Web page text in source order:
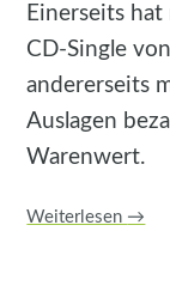
Einerseits
CD-Single
andererseits
Auslagen
Warenwert.
Weiterlesen →